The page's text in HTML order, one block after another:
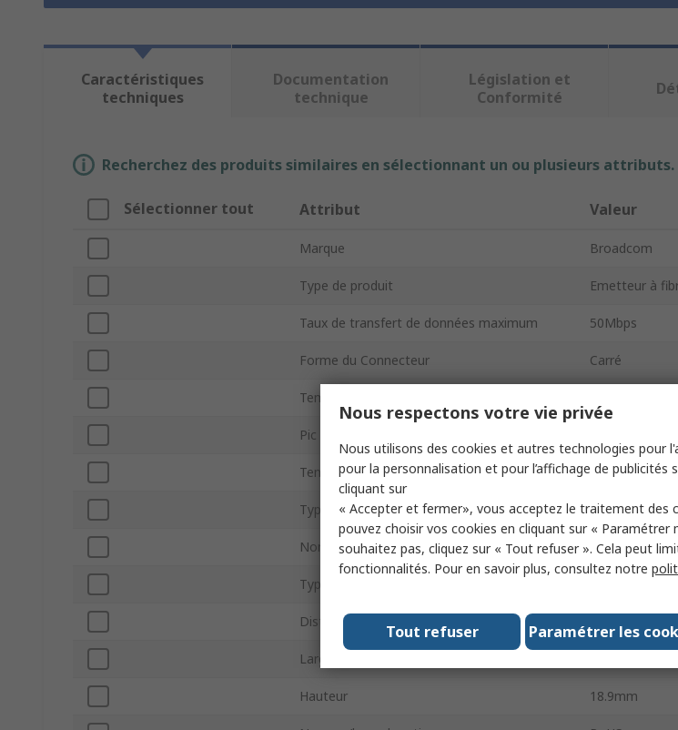
Caractéristiques
techniques
Documentation
technique
Législation et
Conformité
Recherchez des produits similaires en sélectionnant un ou plusieurs attributs.
Sélectionner tout Attribut Valeur
Marque Broadcom
Type de produit Emetteur à
Taux de transfert de données maximum 50Mbps
Forme du Connecteur Carré
Temps de Montée
Pic de sensibilité de longueur d'onde
Temps de chute 5ns
Type de montage Traversant
Nombre de broches 4
Type de connecteur
Distance de transmission maximale
Largeur
Hauteur 18.9mm
Nous respectons votre vie privée
Nous utilisons des cookies et autres technologies pour
pour la personnalisation et pour l’affichage de publicités
cliquant sur
« Accepter et fermer», vous acceptez le traitement des
pouvez choisir vos cookies en cliquant sur « Paramétrer
souhaitez pas, cliquez sur « Tout refuser ». Cela peut
fonctionnalités. Pour en savoir plus, consultez notre
Paramétrer les
Tout refuser